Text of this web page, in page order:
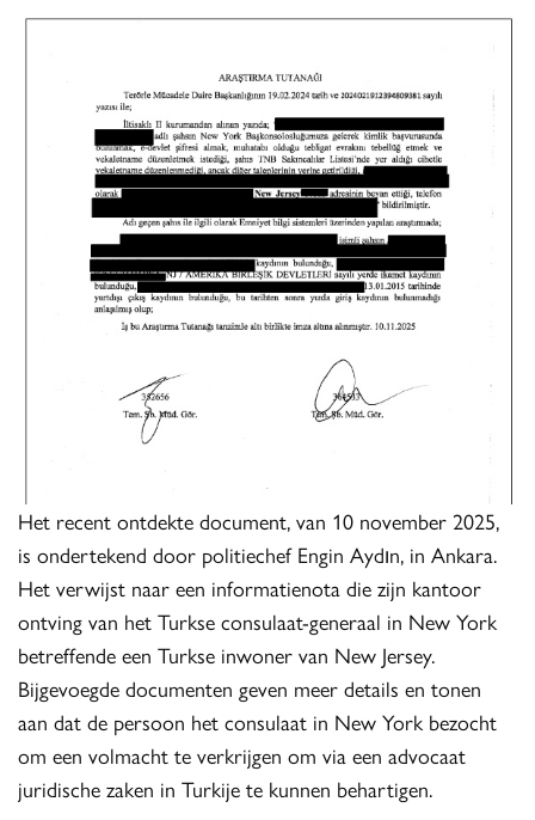
Het recent ontdekte document, van 10 november 2025,
is ondertekend door politiechef Engin Aydın, in Ankara.
Het verwijst naar een informatienota die zijn kantoor
ontving van het Turkse consulaat-generaal in New York
betreffende een Turkse inwoner van New Jersey.
Bijgevoegde documenten geven meer details en tonen
aan dat de persoon het consulaat in New York bezocht
om een volmacht te verkrijgen om via een advocaat
juridische zaken in Turkije te kunnen behartigen.